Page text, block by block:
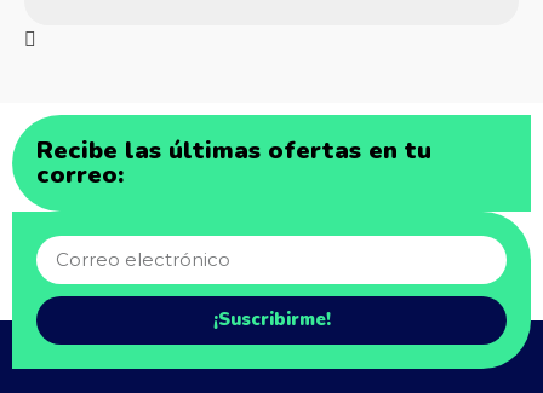
Recibe las últimas ofertas en tu
correo:
¡Suscribirme!